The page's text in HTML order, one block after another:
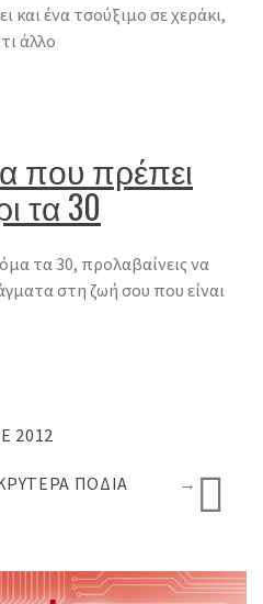
και ένα τσούξιμο σε χεράκι,
άλλο
που πρέπει
τα 30
τα 30, προλαβαίνεις να
στη ζωή σου που είναι
2012
ΠΌΔΙΑ
→